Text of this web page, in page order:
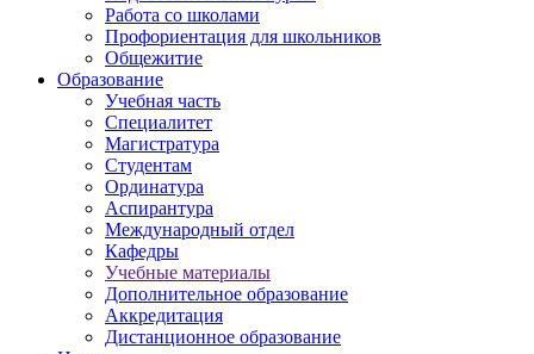
Работа со школами
Профориентация для школьников
Общежитие
Образование
Учебная часть
Специалитет
Магистратура
Студентам
Ординатура
Аспирантура
Международный отдел
Кафедры
Учебные материалы
Дополнительное образование
Аккредитация
Дистанционное образование